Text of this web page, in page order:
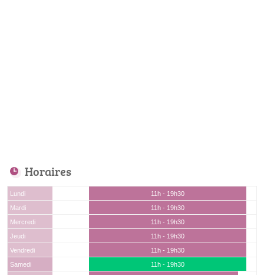
Horaires
Lundi
11h - 19h30
Mardi
11h - 19h30
Mercredi
11h - 19h30
Jeudi
11h - 19h30
Vendredi
11h - 19h30
Samedi
11h - 19h30